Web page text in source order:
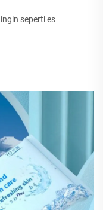
seperti es